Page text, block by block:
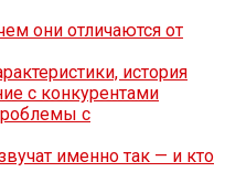
они отличаются от
история
с конкурентами
с
именно так — и кто